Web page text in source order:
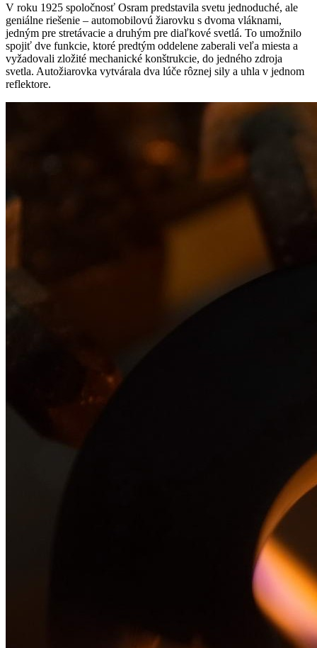
V roku 1925 spoločnosť Osram predstavila svetu jednoduché, ale
geniálne riešenie – automobilovú žiarovku s dvoma vláknami,
jedným pre stretávacie a druhým pre diaľkové svetlá. To umožnilo
spojiť dve funkcie, ktoré predtým oddelene zaberali veľa miesta a
vyžadovali zložité mechanické konštrukcie, do jedného zdroja
svetla. Autožiarovka vytvárala dva lúče rôznej sily a uhla v jednom
reflektore.